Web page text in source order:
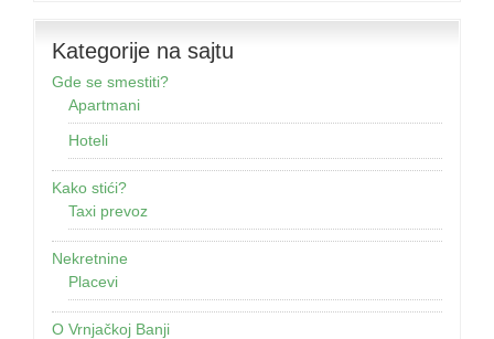
Kategorije na sajtu
Gde se smestiti?
Apartmani
Hoteli
Kako stići?
Taxi prevoz
Nekretnine
Placevi
O Vrnjačkoj Banji